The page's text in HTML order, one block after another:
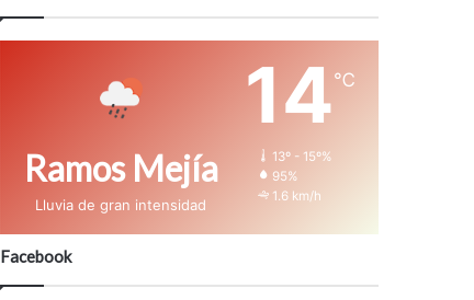
Ramos Mejía
Lluvia de gran intensidad
14℃
13º - 15º%
95%
1.6 km/h
Facebook